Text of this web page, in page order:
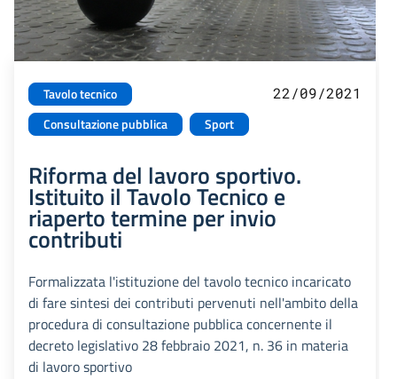
Tavolo tecnico
Consultazione pubblica
Sport
22/09/2021
Riforma del lavoro sportivo.
Istituito il Tavolo Tecnico e
riaperto termine per invio
contributi
Formalizzata l'istituzione del tavolo tecnico incaricato
di fare sintesi dei contributi pervenuti nell'ambito della
procedura di consultazione pubblica concernente il
decreto legislativo 28 febbraio 2021, n. 36 in materia
di lavoro sportivo